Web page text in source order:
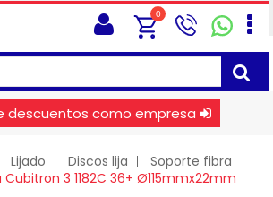
0
descuentos como empresa
Lijado Discos lija
Soporte fibra
3 1182C 36+ Ø115mmx22mm